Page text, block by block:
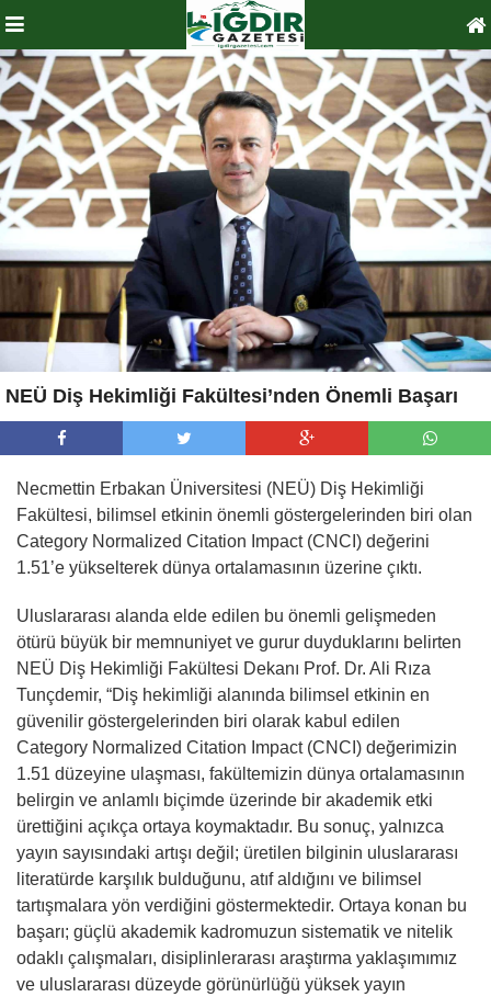
NEÜ Diş Hekimliği Fakültesi’nden Önemli Başarı
Necmettin Erbakan Üniversitesi (NEÜ) Diş Hekimliği
Fakültesi, bilimsel etkinin önemli göstergelerinden biri olan
Category Normalized Citation Impact (CNCI) değerini
1.51’e yükselterek dünya ortalamasının üzerine çıktı.
Uluslararası alanda elde edilen bu önemli gelişmeden
ötürü büyük bir memnuniyet ve gurur duyduklarını belirten
NEÜ Diş Hekimliği Fakültesi Dekanı Prof. Dr. Ali Rıza
Tunçdemir, “Diş hekimliği alanında bilimsel etkinin en
güvenilir göstergelerinden biri olarak kabul edilen
Category Normalized Citation Impact (CNCI) değerimizin
1.51 düzeyine ulaşması, fakültemizin dünya ortalamasının
belirgin ve anlamlı biçimde üzerinde bir akademik etki
ürettiğini açıkça ortaya koymaktadır. Bu sonuç, yalnızca
yayın sayısındaki artışı değil; üretilen bilginin uluslararası
literatürde karşılık bulduğunu, atıf aldığını ve bilimsel
tartışmalara yön verdiğini göstermektedir. Ortaya konan bu
başarı; güçlü akademik kadromuzun sistematik ve nitelik
odaklı çalışmaları, disiplinlerarası araştırma yaklaşımımız
ve uluslararası düzeyde görünürlüğü yüksek yayın